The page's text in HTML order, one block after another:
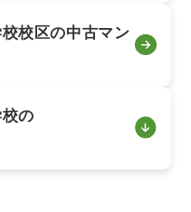
校区の中古マン
の